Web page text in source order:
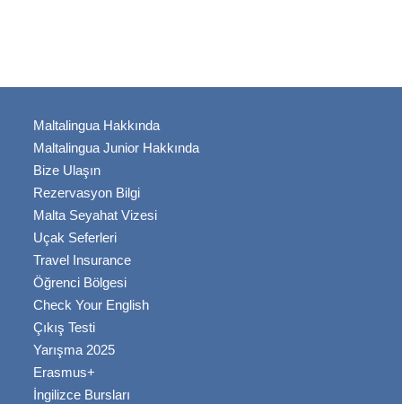
Maltalingua Hakkında
Maltalingua Junior Hakkında
Bize Ulaşın
Rezervasyon Bilgi
Malta Seyahat Vizesi
Uçak Seferleri
Travel Insurance
Öğrenci Bölgesi
Check Your English
Çıkış Testi
Yarışma 2025
Erasmus+
İngilizce Bursları